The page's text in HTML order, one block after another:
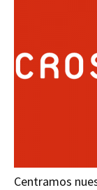
Centramos